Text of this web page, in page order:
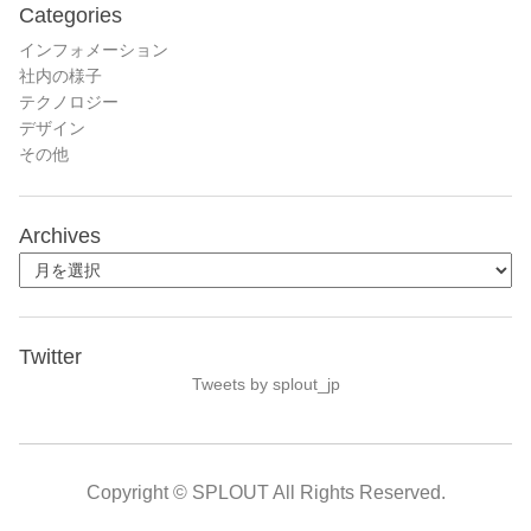
Categories
インフォメーション
社内の様子
テクノロジー
デザイン
その他
Archives
Twitter
Tweets by splout_jp
Copyright © SPLOUT All Rights Reserved.